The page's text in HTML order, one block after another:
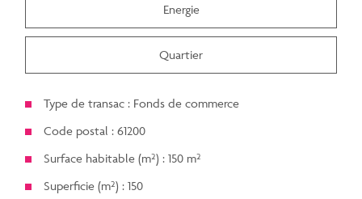
Energie
Quartier
Type de transac : Fonds de commerce
Code postal : 61200
Surface habitable (m²) : 150 m²
Superficie (m²) : 150